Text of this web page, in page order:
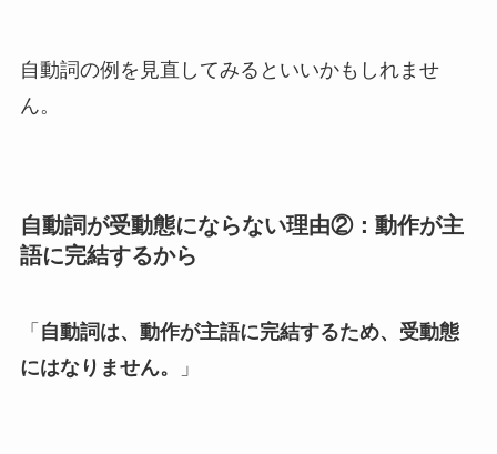
自動詞の例を見直してみるといいかもしれませ
ん。
自動詞が受動態にならない理由②：動作が主
語に完結するから
「 自動詞は、動作が主語に完結するため、受動態
にはなりません。
」